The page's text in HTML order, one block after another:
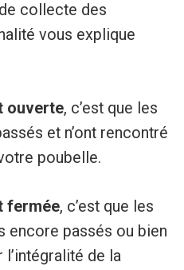
collecte des
vous explique
ouverte, c’est que les
et n’ont rencontré
poubelle.
fermée, c’est que les
encore passés ou bien
l’intégralité de la